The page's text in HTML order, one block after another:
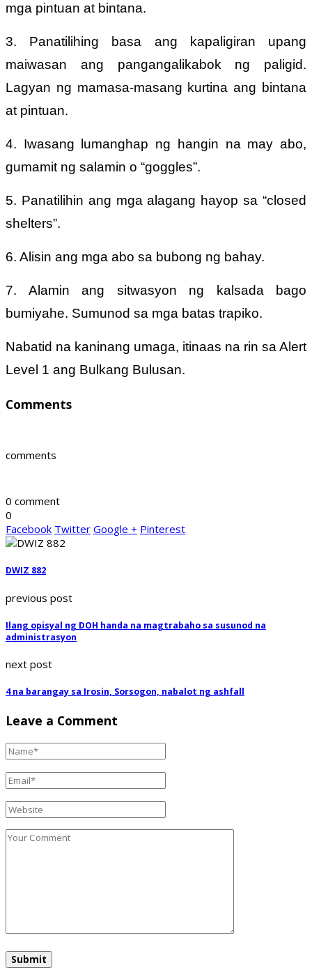
mga pintuan at bintana.
3. Panatilihing basa ang kapaligiran upang
maiwasan ang pangangalikabok ng paligid.
Lagyan ng mamasa-masang kurtina ang bintana
at pintuan.
4. Iwasang lumanghap ng hangin na may abo,
gumamit ng salamin o “goggles”.
5. Panatilihin ang mga alagang hayop sa “closed
shelters”.
6. Alisin ang mga abo sa bubong ng bahay.
7. Alamin ang sitwasyon ng kalsada bago
bumiyahe. Sumunod sa mga batas trapiko.
Nabatid na kaninang umaga, itinaas na rin sa Alert
Level 1 ang Bulkang Bulusan.
Comments
comments
0 comment
0
Facebook Twitter Google + Pinterest
DWIZ 882
previous post
Ilang opisyal ng DOH handa na magtrabaho sa susunod na
administrasyon
next post
4 na barangay sa Irosin, Sorsogon, nabalot ng ashfall
Leave a Comment